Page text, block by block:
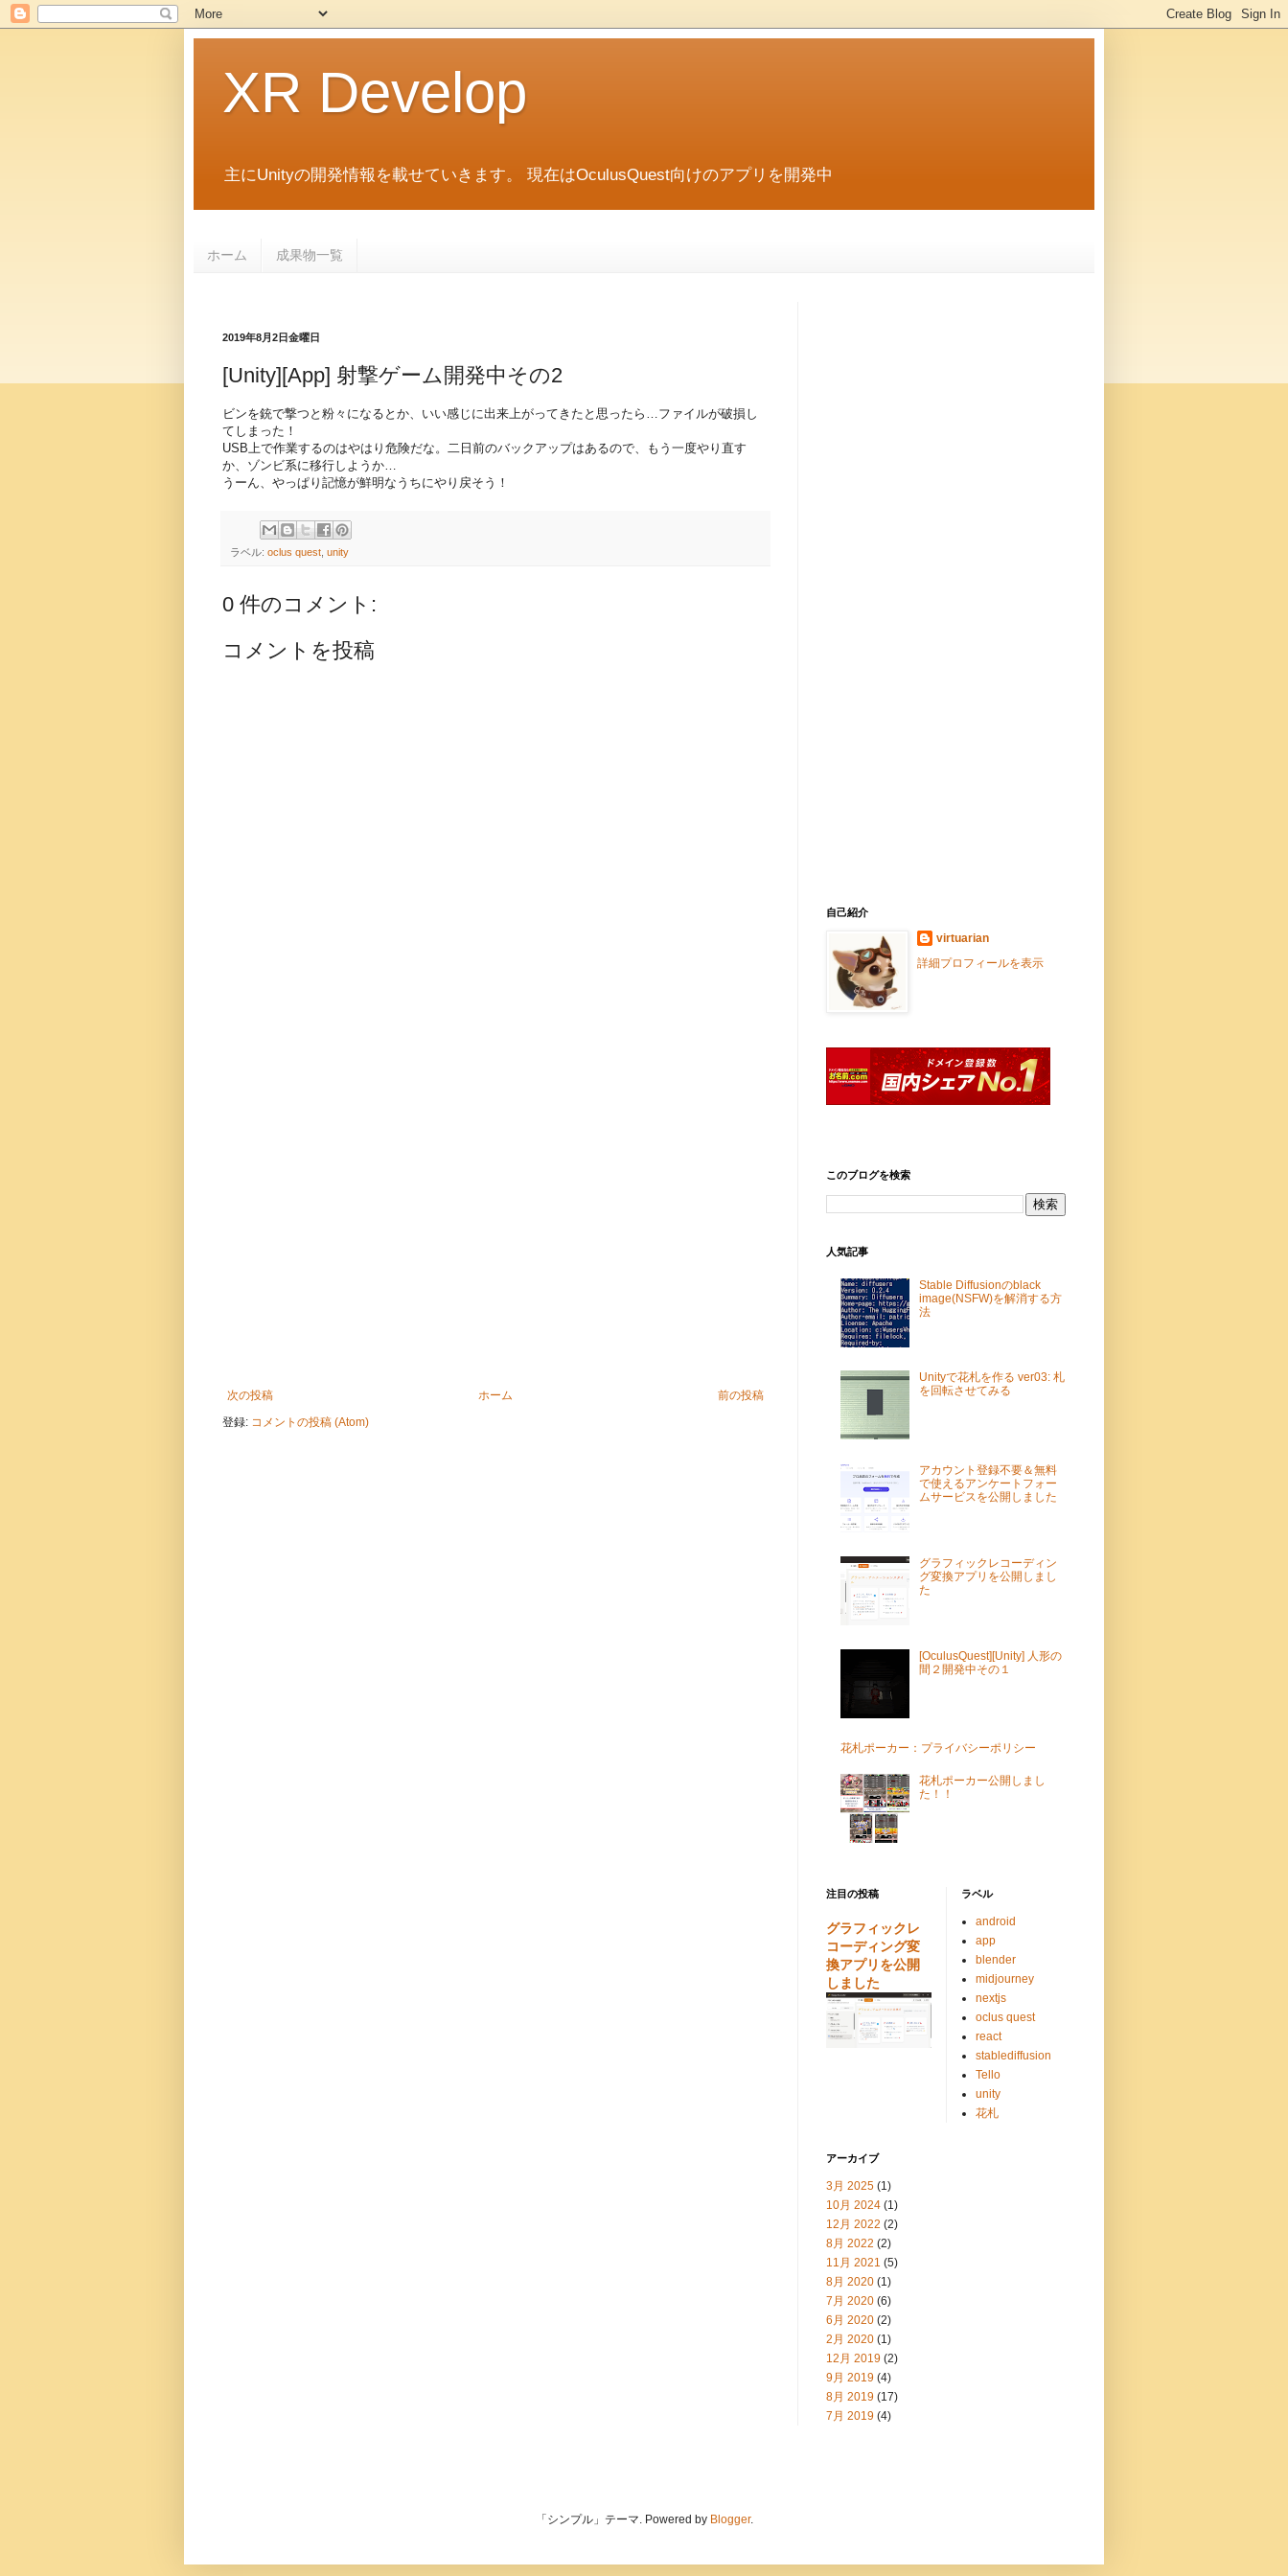
XR Develop
主にUnityの開発情報を載せていきます。 現在はOculusQuest向けのアプリを開発中
ホーム 成果物一覧
2019年8月2日金曜日
[Unity][App] 射撃ゲーム開発中その2
ビンを銃で撃つと粉々になるとか、いい感じに出来上がってきたと思ったら…ファイルが破損し
てしまった！
USB上で作業するのはやはり危険だな。二日前のバックアップはあるので、もう一度やり直す
か、ゾンビ系に移行しようか…
うーん、やっぱり記憶が鮮明なうちにやり戻そう！
ラベル: oclus quest unity
0 件のコメント:
コメントを投稿
次の投稿 前の投稿
ホーム
登録: コメントの投稿 (Atom)
自己紹介
virtuarian
詳細プロフィールを表示
このブログを検索
人気記事
Stable Diffusionのblack
image(NSFW)を解消する方
法
Unityで花札を作る ver03: 札
を回転させてみる
アカウント登録不要＆無料
で使えるアンケートフォー
ムサービスを公開しました
グラフィックレコーディン
グ変換アプリを公開しまし
た
[OculusQuest][Unity] 人形の
間２開発中その１
花札ポーカー：プライバシーポリシー
花札ポーカー公開しまし
た！！
注目の投稿
グラフィックレ
コーディング変
換アプリを公開
しました
ラベル
android
app
blender
midjourney
nextjs
oclus quest
react
stablediffusion
Tello
unity
花札
アーカイブ
3月 2025 (1)
10月 2024 (1)
12月 2022 (2)
8月 2022 (2)
11月 2021 (5)
8月 2020 (1)
7月 2020 (6)
6月 2020 (2)
2月 2020 (1)
12月 2019 (2)
9月 2019 (4)
8月 2019 (17)
7月 2019 (4)
「シンプル」テーマ. Powered by Blogger.